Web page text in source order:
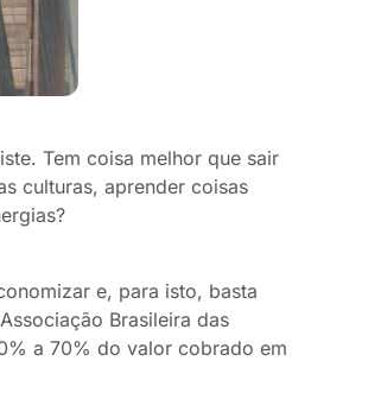
Tem coisa melhor que sair
culturas, aprender coisas
e, para isto, basta
Brasileira das
a 70% do valor cobrado em